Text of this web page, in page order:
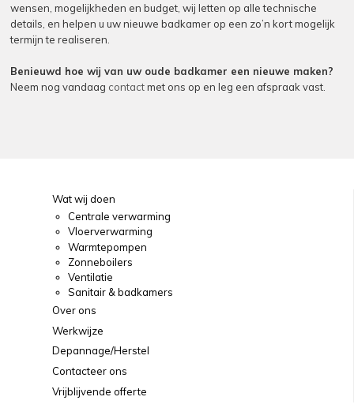
wensen, mogelijkheden en budget, wij letten op alle technische
details, en helpen u uw nieuwe badkamer op een zo’n kort mogelijk
termijn te realiseren.
Benieuwd hoe wij van uw oude badkamer een nieuwe maken?
Neem nog vandaag contactmet ons op en leg een afspraak vast.
Wat wij doen
Centrale verwarming
Vloerverwarming
Warmtepompen
Zonneboilers
Ventilatie
Sanitair & badkamers
Over ons
Werkwijze
Depannage/Herstel
Contacteer ons
Vrijblijvende offerte